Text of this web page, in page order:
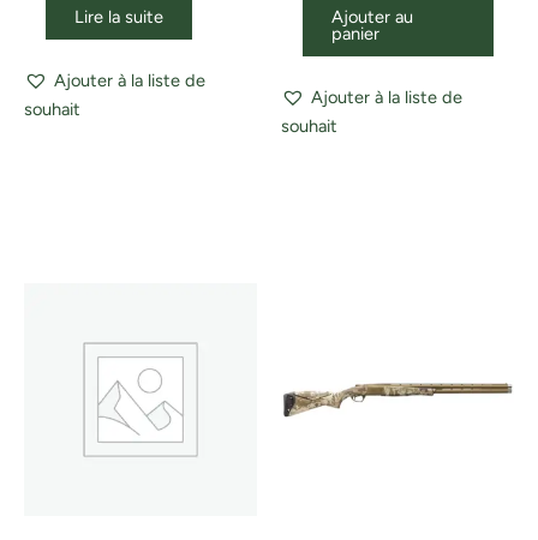
Lire la suite
Ajouter à la liste de
souhait
Ajouter au
panier
Ajouter à la liste de
souhait